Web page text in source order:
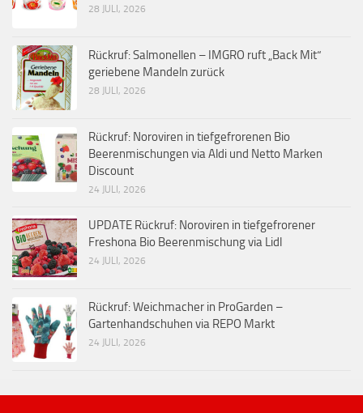
28 JULI, 2026
Rückruf: Salmonellen – IMGRO ruft „Back Mit“
geriebene Mandeln zurück
28 JULI, 2026
Rückruf: Noroviren in tiefgefrorenen Bio
Beerenmischungen via Aldi und Netto Marken
Discount
24 JULI, 2026
UPDATE Rückruf: Noroviren in tiefgefrorener
Freshona Bio Beerenmischung via Lidl
24 JULI, 2026
Rückruf: Weichmacher in ProGarden –
Gartenhandschuhen via REPO Markt
24 JULI, 2026